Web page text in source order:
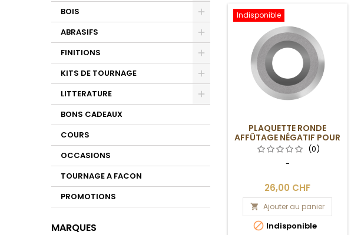
Toggle
BOIS
ABRASIFS
Toggle
FINITIONS
Toggle
KITS DE TOURNAGE
Toggle
LITTERATURE
BONS CADEAUX
COURS
OCCASIONS
TOURNAGE A FACON
PROMOTIONS
MARQUES
Indisponible
PLAQUETTE RONDE
AFFÛTAGE NÉGATIF POUR
RACLOIR EASY WOOD
TOOLS
(0)
-
26,00 CHF
 Ajouter au panier
 Indisponible